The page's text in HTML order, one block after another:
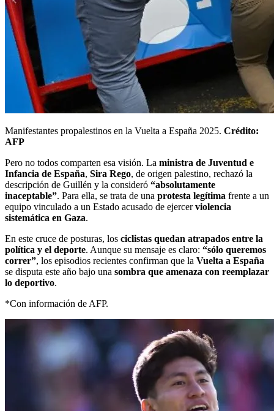
Manifestantes propalestinos en la Vuelta a España 2025. Crédito:
AFP
Pero no todos comparten esa visión. La ministra de Juventud e
Infancia de España, Sira Rego, de origen palestino, rechazó la
descripción de Guillén y la consideró “absolutamente
inaceptable”. Para ella, se trata de una protesta legítima frente a un
equipo vinculado a un Estado acusado de ejercerviolencia
sistemática en Gaza.
En este cruce de posturas, los ciclistas quedan atrapados entre la
política y el deporte. Aunque su mensaje es claro: “sólo queremos
correr”, los episodios recientes confirman que la Vuelta a España
se disputa este año bajo una sombra que amenaza con reemplazar
lo deportivo.
*Con información de AFP.